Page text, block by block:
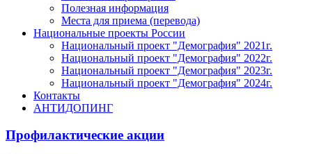
Полезная информация
Места для приема (перевода)
Национальные проекты России
Национальный проект "Демография" 2021г.
Национальный проект "Демография" 2022г.
Национальный проект "Демография" 2023г.
Национальный проект "Демография" 2024г.
Контакты
АНТИДОПИНГ
Профилактические акции